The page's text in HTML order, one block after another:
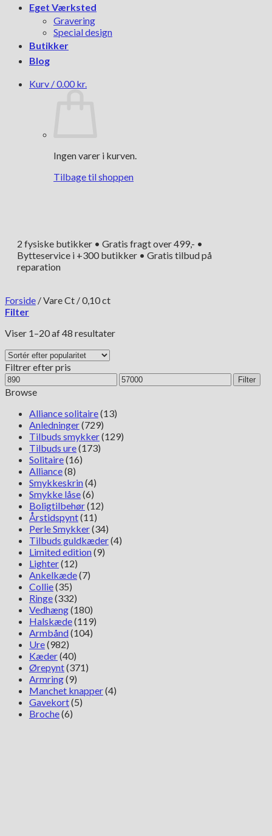
Eget Værksted
Gravering
Special design
Butikker
Blog
Kurv /0.00 kr.
Ingen varer i kurven.
Tilbage til shoppen
2 fysiske butikker • Gratis fragt over 499,- •
Bytteservice i +300 butikker • Gratis tilbud på
reparation
Forside /Vare Ct /0,10 ct
Filter
Viser 1–20 af 48 resultaterSorteret
Filtrer efter pris
Mindste
pris
Højeste
pris
Filter
Browse
Alliance solitaire(13)
Anledninger(729)
Tilbuds smykker(129)
Tilbuds ure(173)
Solitaire(16)
Alliance(8)
Smykkeskrin(4)
Smykke låse(6)
Boligtilbehør(12)
Årstidspynt(11)
Perle Smykker(34)
Tilbuds guldkæder(4)
Limited edition(9)
Lighter(12)
Ankelkæde(7)
Collie(35)
Ringe(332)
Vedhæng(180)
Halskæde(119)
Armbånd(104)
Ure(982)
Kæder(40)
Ørepynt(371)
Armring(9)
Manchet knapper(4)
Gavekort(5)
Broche(6)